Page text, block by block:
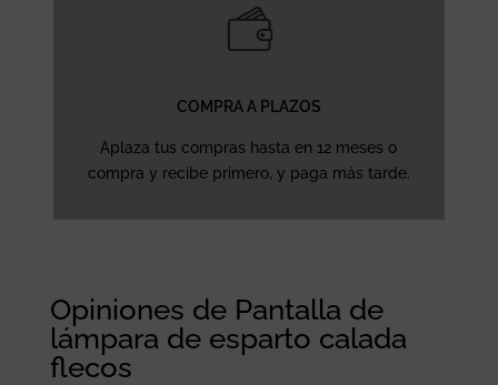
COMPRA A PLAZOS
Aplaza tus compras hasta en 12 meses o
compra y recibe primero, y paga más tarde.
Opiniones de Pantalla de
lámpara de esparto calada
flecos